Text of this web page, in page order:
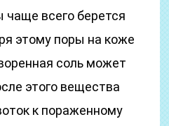
чаще всего берется
этому поры на коже
соль может
этого вещества
к пораженному